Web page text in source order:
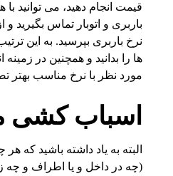
قیمت انجام دهید، می توانید
باربری و اتوبار تماس بگیرید و
نرخ باربری بپرسید. به این
ها را بدانید و همچنین در
مورد نظر با نرخ مناسب بهتر
اسباب کشی
البته به یاد داشته باشید که
(چه در داخل و یا اطراف و چه